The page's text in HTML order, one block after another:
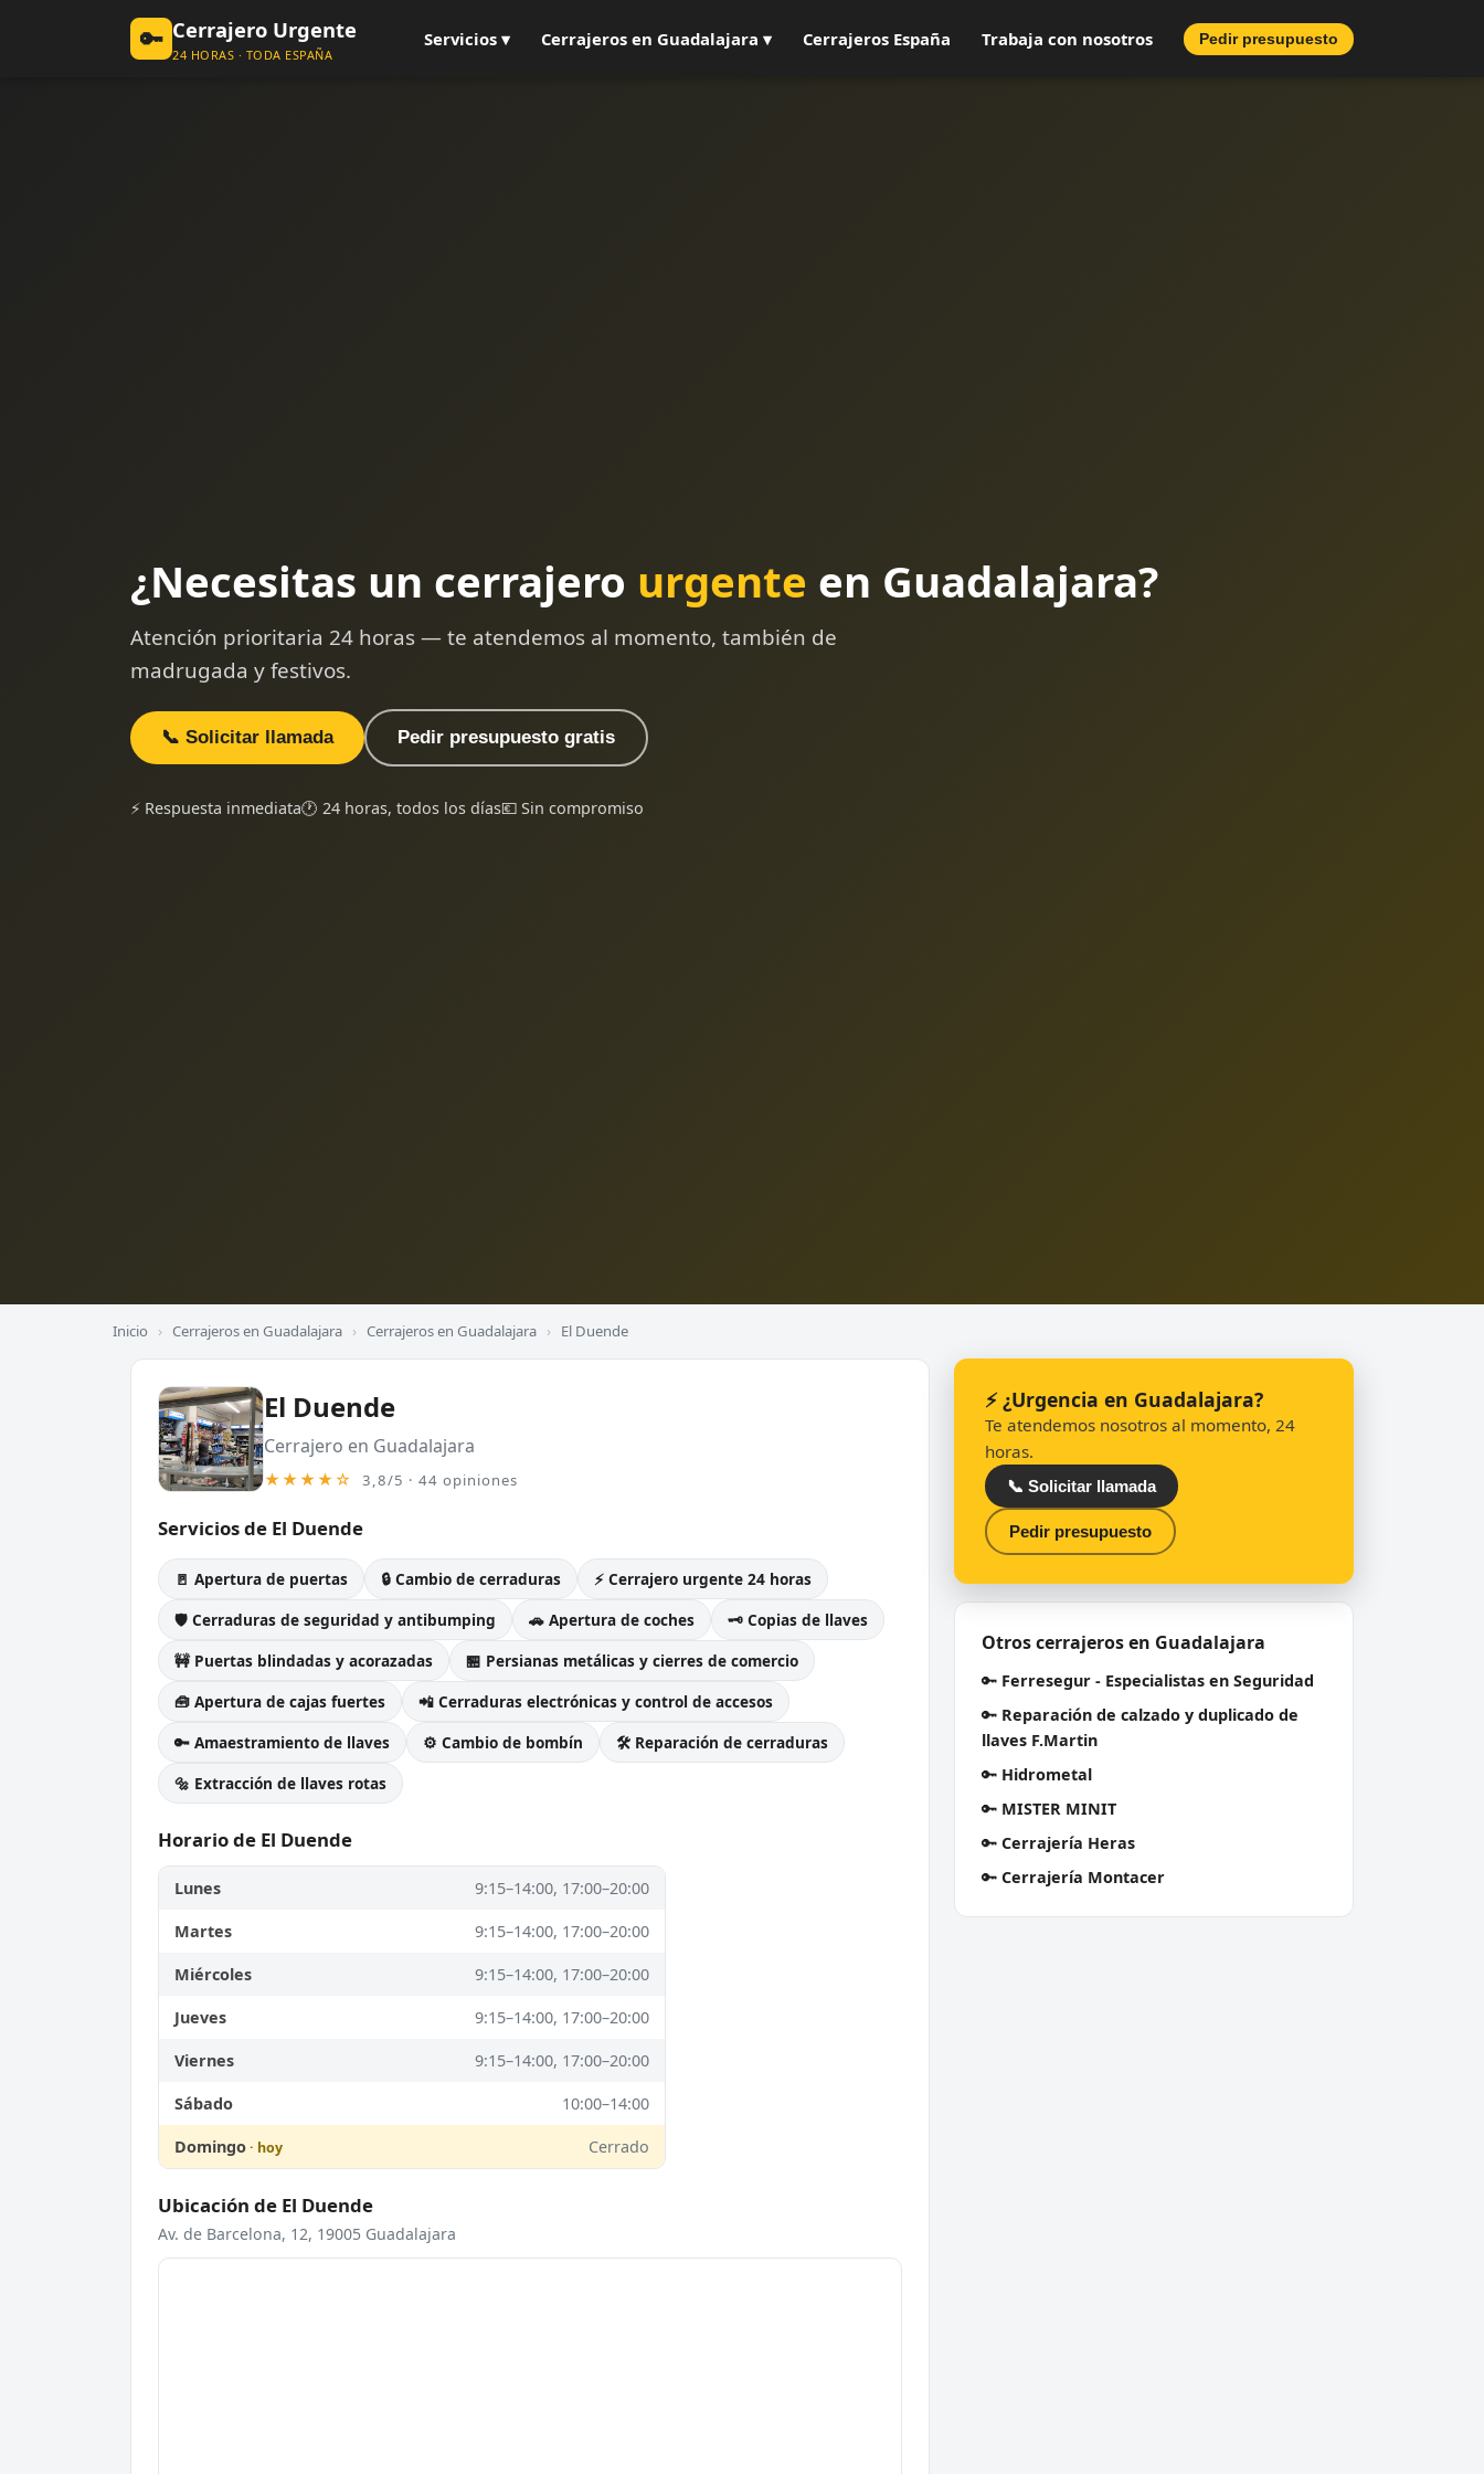
🔑 Cerrajero Urgente
24 HORAS · TODA ESPAÑA
Servicios ▾ Cerrajeros en Guadalajara ▾ Cerrajeros España Trabaja con nosotros Pedir presupuesto
¿Necesitas un cerrajero urgente en Guadalajara?
Atención prioritaria 24 horas — te atendemos al momento, también de
madrugada y festivos.
📞 Solicitar llamada Pedir presupuesto gratis
⚡ Respuesta inmediata🕐 24 horas, todos los días💶 Sin compromiso
Inicio › Cerrajeros en Guadalajara › Cerrajeros en Guadalajara › El Duende
El Duende
Cerrajero en Guadalajara
★★★★☆ 3,8/5 · 44 opiniones
Servicios de El Duende
🚪 Apertura de puertas 🔒 Cambio de cerraduras
⚡ Cerrajero urgente 24 horas
🛡️ Cerraduras de seguridad y antibumping
🚗 Apertura de coches
🗝️ Copias de llaves
🚧 Puertas blindadas y acorazadas
🏪 Persianas metálicas y cierres de comercio
🧰 Apertura de cajas fuertes
📲 Cerraduras electrónicas y control de accesos
🔑 Amaestramiento de llaves
⚙️ Cambio de bombín
🛠️ Reparación de cerraduras
🔩 Extracción de llaves rotas
Horario de El Duende
Lunes 9:15–14:00, 17:00–20:00
Martes 9:15–14:00, 17:00–20:00
Miércoles 9:15–14:00, 17:00–20:00
Jueves 9:15–14:00, 17:00–20:00
Viernes 9:15–14:00, 17:00–20:00
Sábado 10:00–14:00
Domingo Cerrado
Ubicación de El Duende
Av. de Barcelona, 12, 19005 Guadalajara
⚡ ¿Urgencia en Guadalajara?
Te atendemos nosotros al momento, 24
horas.
📞 Solicitar llamada
Pedir presupuesto
Otros cerrajeros en Guadalajara
🔑 Ferresegur - Especialistas en Seguridad
🔑 Reparación de calzado y duplicado de
llaves F.Martin
🔑 Hidrometal
🔑 MISTER MINIT
🔑 Cerrajería Heras
🔑 Cerrajería Montacer